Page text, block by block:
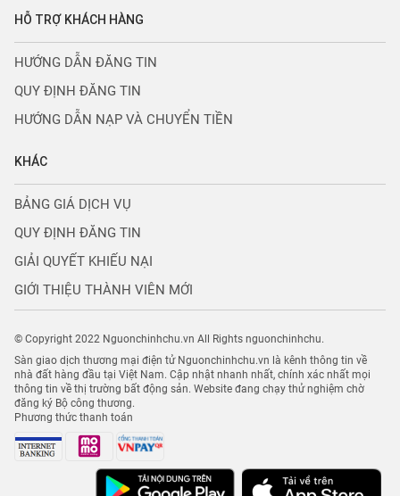
HỖ TRỢ KHÁCH HÀNG
HƯỚNG DẪN ĐĂNG TIN
QUY ĐỊNH ĐĂNG TIN
HƯỚNG DẪN NẠP VÀ CHUYỂN TIỀN
KHÁC
BẢNG GIÁ DỊCH VỤ
QUY ĐỊNH ĐĂNG TIN
GIẢI QUYẾT KHIẾU NẠI
GIỚI THIỆU THÀNH VIÊN MỚI
© Copyright 2022 Nguonchinhchu.vn All Rights nguonchinhchu.
Sàn giao dịch thương mại điện tử Nguonchinhchu.vn là kênh thông tin về
nhà đất hàng đầu tại Việt Nam. Cập nhật nhanh nhất, chính xác nhất mọi
thông tin về thị trường bất động sản. Website đang chạy thử nghiệm chờ
đăng ký Bộ công thương.
Phương thức thanh toán